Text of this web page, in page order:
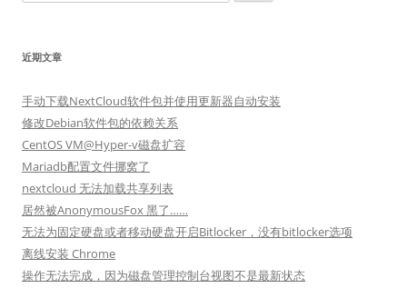
索：
近期文章
手动下载NextCloud软件包并使用更新器自动安装
修改Debian软件包的依赖关系
CentOS VM@Hyper-v磁盘扩容
Mariadb配置文件挪窝了
nextcloud 无法加载共享列表
居然被AnonymousFox 黑了……
无法为固定硬盘或者移动硬盘开启Bitlocker，没有bitlocker选项
离线安装 Chrome
操作无法完成，因为磁盘管理控制台视图不是最新状态